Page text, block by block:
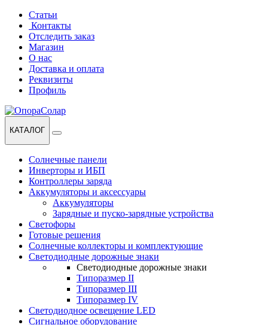
Перейти
навигации
Перейти
содержанию
Статьи
Контакты
Отследить заказ
Магазин
О нас
Доставка и оплата
Реквизиты
Профиль
КАТАЛОГ
Солнечные панели
Инверторы и ИБП
Контроллеры заряда
Аккумуляторы и аксессуары
Аккумуляторы
Зарядные и пуско-зарядные устройства
Светофоры
Готовые решения
Солнечные коллекторы и комплектующие
Светодиодные дорожные знаки
Светодиодные дорожные знаки
Типоразмер II
Типоразмер III
Типоразмер IV
Светодиодное освещение LED
Сигнальное оборудование